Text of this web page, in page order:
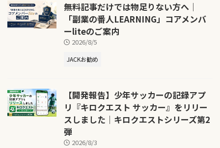
無料記事だけでは物足りない方へ｜
「副業の番人LEARNING」コアメンバ
ーliteのご案内
2026/8/5
JACKお勧め
【開発報告】少年サッカーの記録アプ
リ『キロクエスト サッカー』をリリー
スしました｜キロクエストシリーズ第2
弾
2026/8/3